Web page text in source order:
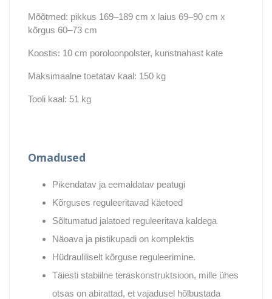
Mõõtmed: pikkus 169–189 cm x laius 69–90 cm x
kõrgus 60–73 cm
Koostis: 10 cm poroloonpolster, kunstnahast kate
Maksimaalne toetatav kaal: 150 kg
Tooli kaal: 51 kg
Omadused
Pikendatav ja eemaldatav peatugi
Kõrguses reguleeritavad käetoed
Sõltumatud jalatoed reguleeritava kaldega
Näoava ja pistikupadi on komplektis
Hüdrauliliselt kõrguse reguleerimine.
Täiesti stabiilne teraskonstruktsioon, mille ühes
otsas on abirattad, et vajadusel hõlbustada